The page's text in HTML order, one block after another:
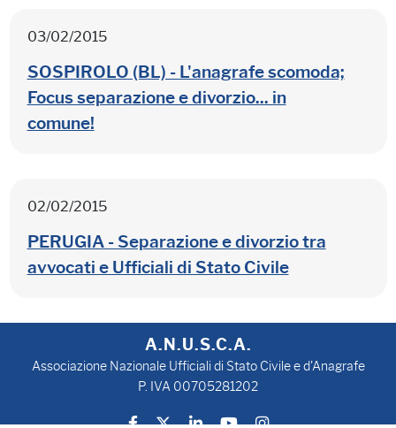
03/02/2015
SOSPIROLO (BL) - L'anagrafe scomoda;
Focus separazione e divorzio... in
comune!
02/02/2015
PERUGIA - Separazione e divorzio tra
avvocati e Ufficiali di Stato Civile
A.N.U.S.C.A.
Associazione Nazionale Ufficiali di Stato Civile e d'Anagrafe
P. IVA 00705281202